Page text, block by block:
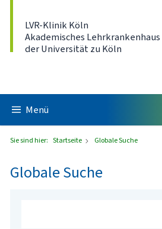
LVR-Klinik Köln
Akademisches Lehrkrankenhaus
der Universität zu Köln
Menü
Sie sind hier: Startseite Globale Suche
Globale Suche